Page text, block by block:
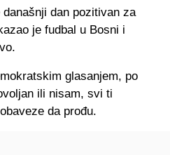
dan pozitivan za
je fudbal u Bosni i
glasanjem, po
ili nisam, svi ti
da prođu.